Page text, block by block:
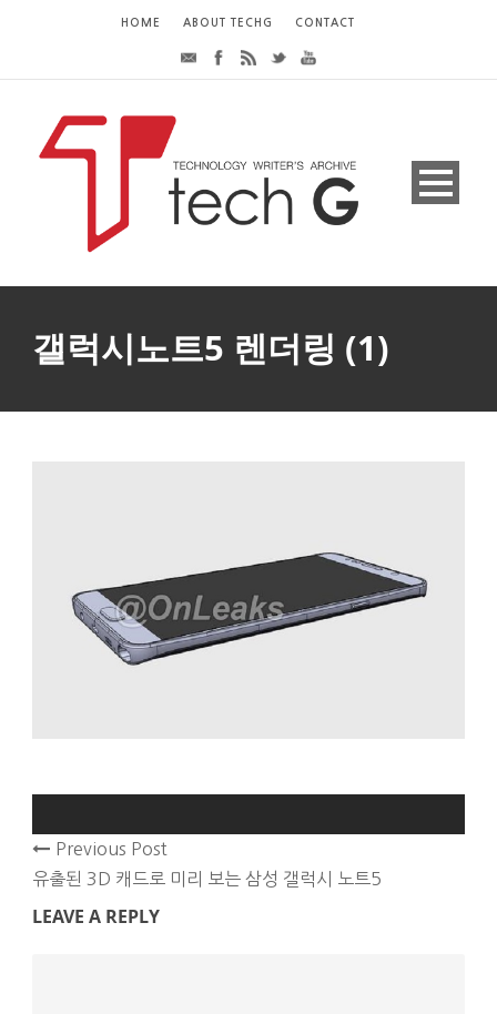
HOME ABOUT TECHG CONTACT
갤럭시노트5 렌더링 (1)
Previous Post
유출된 3D 캐드로 미리 보는 삼성 갤럭시 노트5
LEAVE A REPLY